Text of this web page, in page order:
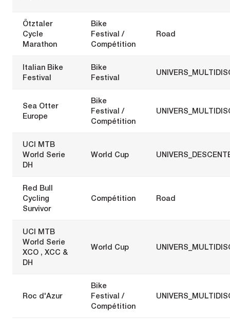
Ötztaler
Cycle
Marathon
Bike
Festival /
Compétition
Road
Italian Bike
Festival
Bike
Festival
Sea Otter
Europe
Bike
Festival /
Compétition
UCI MTB
World Serie
DH
World Cup
Red Bull
Cycling
Survivor
Compétition Road
UCI MTB
World Serie
XCO , XCC &
DH
World Cup
Roc d'Azur
Bike
Festival /
Compétition